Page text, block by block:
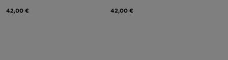
42,00 € 42,00 €